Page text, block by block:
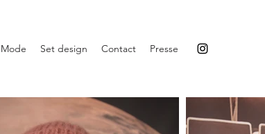
Mode Set design Contact Presse